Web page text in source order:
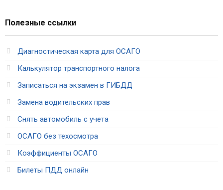
Полезные ссылки
Диагностическая карта для ОСАГО
Калькулятор транспортного налога
Записаться на экзамен в ГИБДД
Замена водительских прав
Снять автомобиль с учета
ОСАГО без техосмотра
Коэффициенты ОСАГО
Билеты ПДД онлайн